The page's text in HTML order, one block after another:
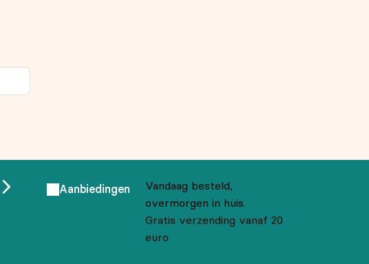
Aanbiedingen
Vandaag besteld,
overmorgen in huis.
Gratis verzending vanaf 20
euro